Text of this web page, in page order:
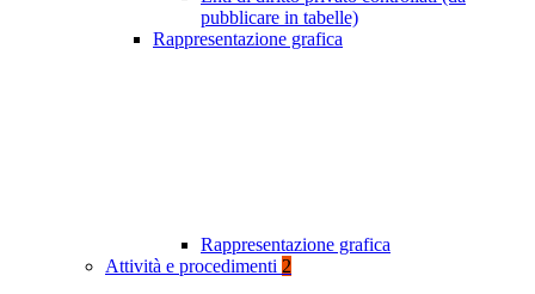
pubblicare in tabelle)
Rappresentazione grafica
Rappresentazione grafica
Attività e procedimenti 2